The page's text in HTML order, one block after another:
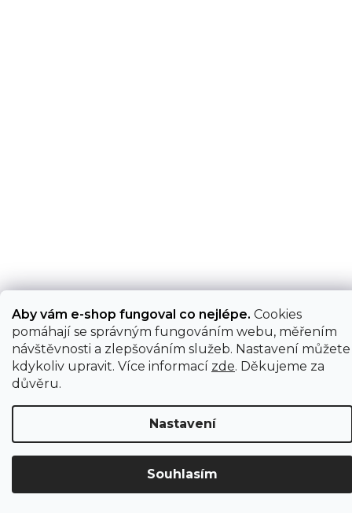
Aby vám e-shop fungoval co nejlépe. Cookies
pomáhají se správným fungováním webu, měřením
návštěvnosti a zlepšováním služeb. Nastavení můžete
kdykoliv upravit. Více informací zde. Děkujeme za
důvěru.
Nastavení
Souhlasím